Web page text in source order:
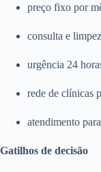
preço fixo por
consulta e
urgência 24
rede de clínicas
atendimento
Gatilhos de decisão